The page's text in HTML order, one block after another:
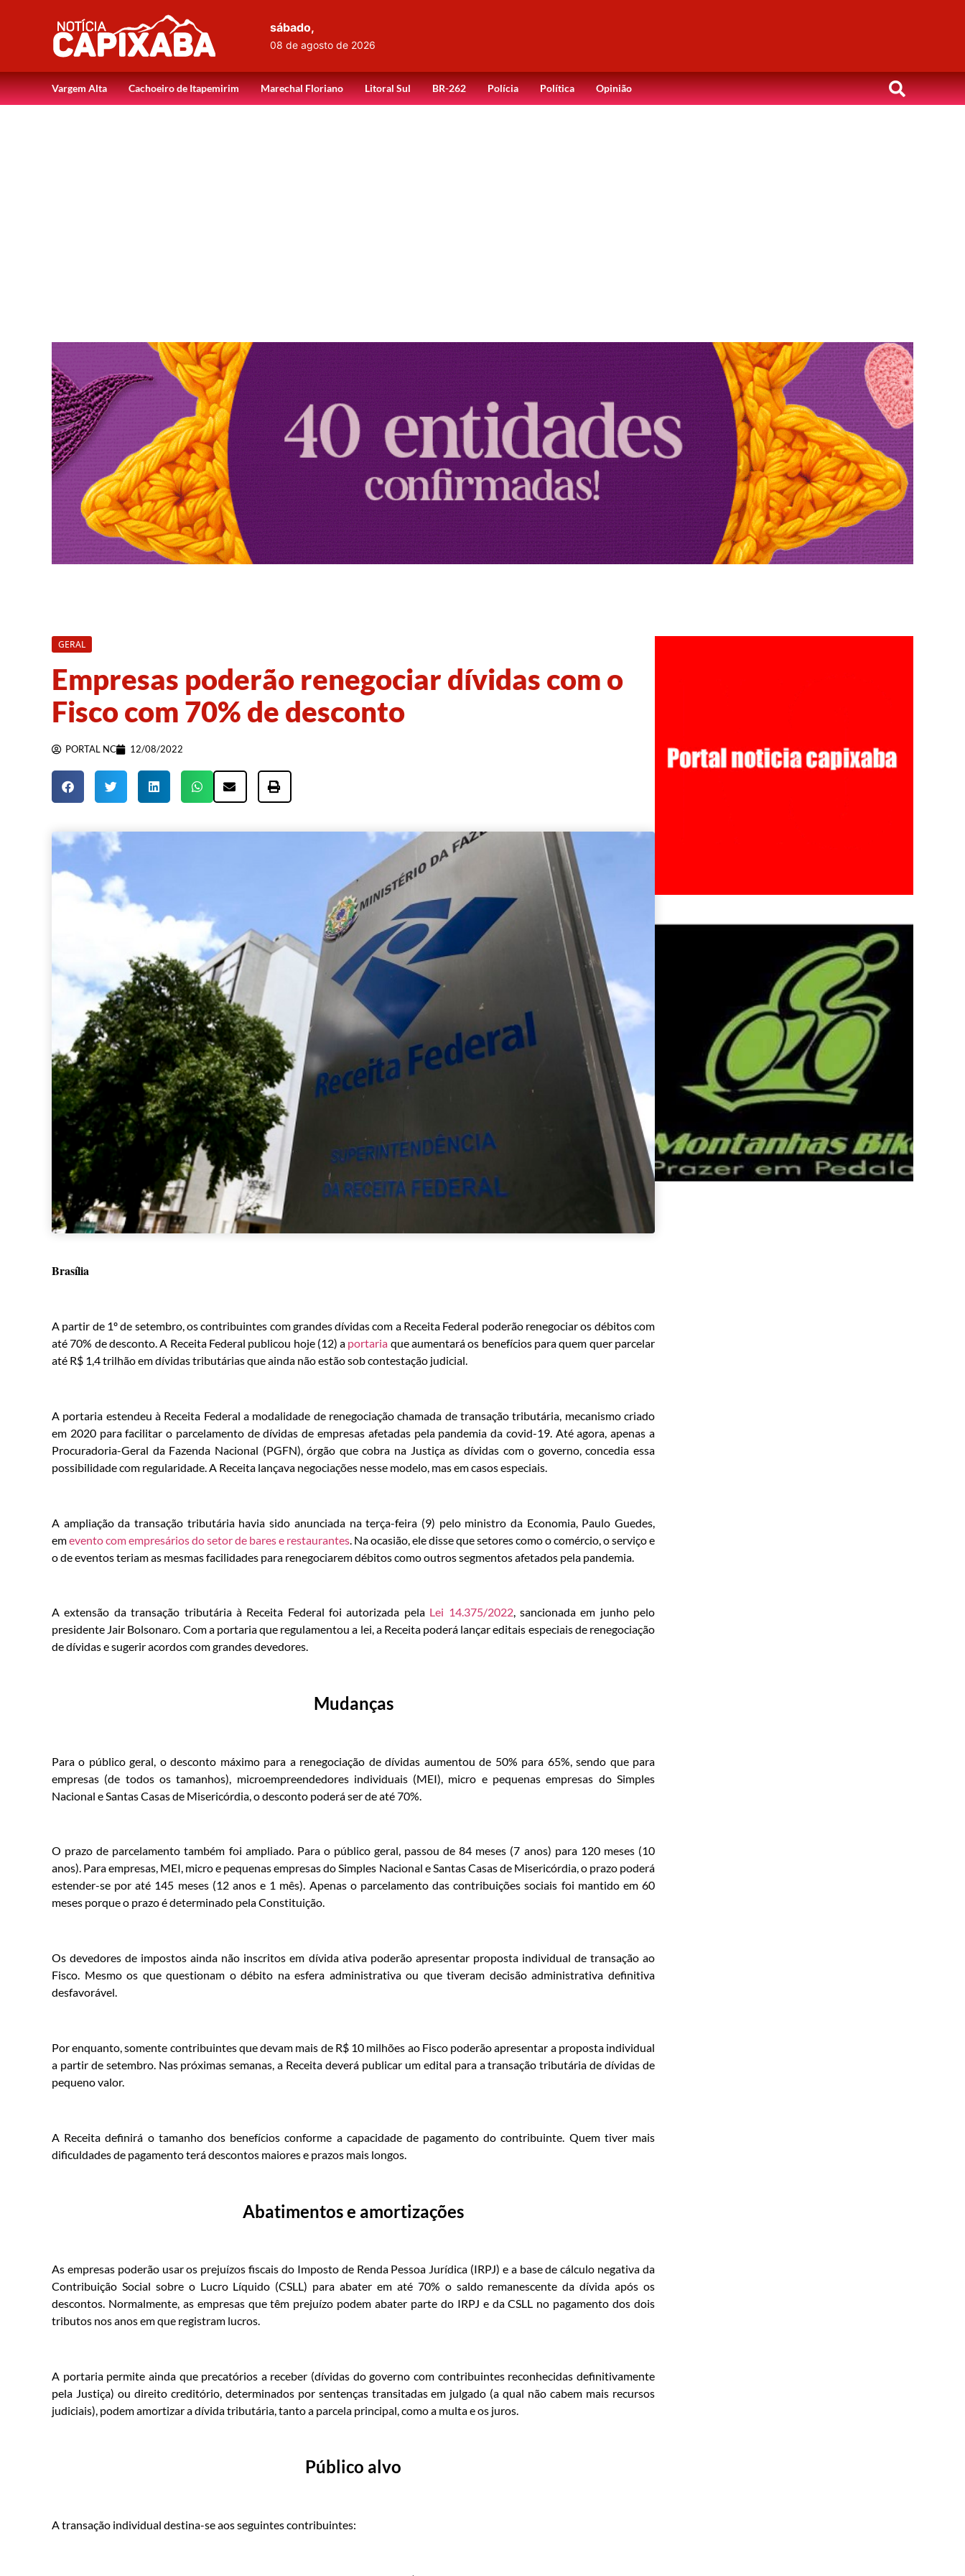
sábado,
08 de agosto de 2026
Vargem Alta Cachoeiro de Itapemirim Marechal Floriano Litoral Sul BR-262 Polícia Política Opinião
GERAL
Empresas poderão renegociar dívidas com o
Fisco com 70% de desconto
PORTAL NC 12/08/2022
Brasília
A partir de 1º de setembro, os contribuintes com grandes dívidas com a Receita Federal poderão renegociar os débitos com
até 70% de desconto. A Receita Federal publicou hoje (12) a portaria que aumentará os benefícios para quem quer parcelar
até R$ 1,4 trilhão em dívidas tributárias que ainda não estão sob contestação judicial.
A portaria estendeu à Receita Federal a modalidade de renegociação chamada de transação tributária, mecanismo criado
em 2020 para facilitar o parcelamento de dívidas de empresas afetadas pela pandemia da covid-19. Até agora, apenas a
Procuradoria-Geral da Fazenda Nacional (PGFN), órgão que cobra na Justiça as dívidas com o governo, concedia essa
possibilidade com regularidade. A Receita lançava negociações nesse modelo, mas em casos especiais.
A ampliação da transação tributária havia sido anunciada na terça-feira (9) pelo ministro da Economia, Paulo Guedes,
emevento com empresários do setor de bares e restaurantes . Na ocasião, ele disse que setores como o comércio, o serviço e
o de eventos teriam as mesmas facilidades para renegociarem débitos como outros segmentos afetados pela pandemia.
A extensão da transação tributária à Receita Federal foi autorizada pela Lei 14.375/2022, sancionada em junho pelo
presidente Jair Bolsonaro. Com a portaria que regulamentou a lei, a Receita poderá lançar editais especiais de renegociação
de dívidas e sugerir acordos com grandes devedores.
Mudanças
Para o público geral, o desconto máximo para a renegociação de dívidas aumentou de 50% para 65%, sendo que para
empresas (de todos os tamanhos), microempreendedores individuais (MEI), micro e pequenas empresas do Simples
Nacional e Santas Casas de Misericórdia, o desconto poderá ser de até 70%.
O prazo de parcelamento também foi ampliado. Para o público geral, passou de 84 meses (7 anos) para 120 meses (10
anos). Para empresas, MEI, micro e pequenas empresas do Simples Nacional e Santas Casas de Misericórdia, o prazo poderá
estender-se por até 145 meses (12 anos e 1 mês). Apenas o parcelamento das contribuições sociais foi mantido em 60
meses porque o prazo é determinado pela Constituição.
Os devedores de impostos ainda não inscritos em dívida ativa poderão apresentar proposta individual de transação ao
Fisco. Mesmo os que questionam o débito na esfera administrativa ou que tiveram decisão administrativa definitiva
desfavorável.
Por enquanto, somente contribuintes que devam mais de R$ 10 milhões ao Fisco poderão apresentar a proposta individual
a partir de setembro. Nas próximas semanas, a Receita deverá publicar um edital para a transação tributária de dívidas de
pequeno valor.
A Receita definirá o tamanho dos benefícios conforme a capacidade de pagamento do contribuinte. Quem tiver mais
dificuldades de pagamento terá descontos maiores e prazos mais longos.
Abatimentos e amortizações
As empresas poderão usar os prejuízos fiscais do Imposto de Renda Pessoa Jurídica (IRPJ) e a base de cálculo negativa da
Contribuição Social sobre o Lucro Líquido (CSLL) para abater em até 70% o saldo remanescente da dívida após os
descontos. Normalmente, as empresas que têm prejuízo podem abater parte do IRPJ e da CSLL no pagamento dos dois
tributos nos anos em que registram lucros.
A portaria permite ainda que precatórios a receber (dívidas do governo com contribuintes reconhecidas definitivamente
pela Justiça) ou direito creditório, determinados por sentenças transitadas em julgado (a qual não cabem mais recursos
judiciais), podem amortizar a dívida tributária, tanto a parcela principal, como a multa e os juros.
Público alvo
A transação individual destina-se aos seguintes contribuintes: